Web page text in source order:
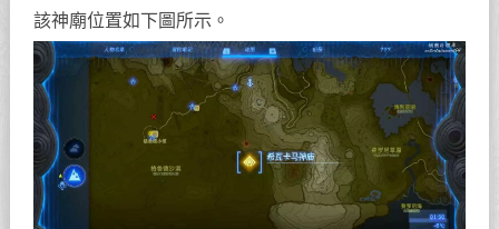
該神廟位置如下圖所示。